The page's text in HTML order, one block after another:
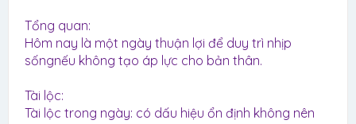
Tổng quan:
Hôm nay là một ngày thuận lợi để duy trì nhịp
sốngnếu không tạo áp lực cho bản thân.
Tài lộc:
Tài lộc trong ngày: có dấu hiệu ổn định không nên